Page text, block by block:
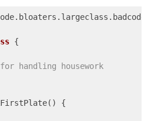
{
handling housework
{